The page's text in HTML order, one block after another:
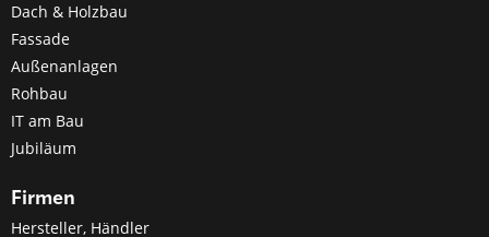
Dach & Holzbau
Fassade
Außenanlagen
Rohbau
IT am Bau
Jubiläum
Firmen
Hersteller, Händler